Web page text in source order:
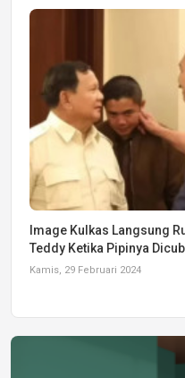
Image Kulkas Langsung
Teddy Ketika Pipinya
Kamis, 29 Februari 2024